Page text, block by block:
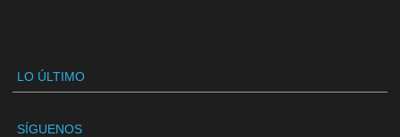
LO ÚLTIMO
SÍGUENOS